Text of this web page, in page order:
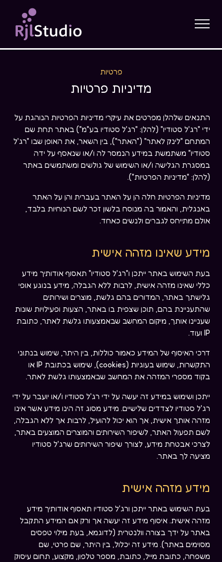
פרטיות
מדיניות פרטיות
התנאים שלהלן מפרטים את עיקרי מדיניות הפרטיות הנוהגת על
ידי "רג'ל סטודיו" (להלן: "רג'ל סטודיו בע"מ") באתר תחת שם
המתחם "לינק לאתר" ("האתר"), בין השאר, את האופן שבו "רג'ל
סטודיו" משתמשת במידע הנמסר לה ו/או שנאסף על ידה
במסגרת הגלישה ו/או השימוש של גולשים ומשתמשים באתר
(להלן: "מדיניות הפרטיות").
מדיניות הפרטיות חלה הן על האתר בעברית והן על האתר
באנגלית, והאמור בה מנוסח בלשון זכר לשם הנוחיות בלבד,
אולם מתייחס לגברים ולנשים כאחד.
מידע שאינו מזהה אישית
בעת השימוש באתר ייתכן ו"רג'ל סטודיו" תאסוף אודותיך מידע
כללי שאינו מזהה אישית, לרבות ללא הגבלה, מידע בנוגע אופי
גלישתך באתר, המדורים בהם גלשת, מוצרים ושירותים
שהתעניינת בהם, תוכן שצפית בו באתר, הצעות ופעילויות שונות
שעניינו אותך, מיקום המחשב שבאמצעותו גלשת לאתר, כתובת
IP ועוד.
דרכי האיסוף של המידע כאמור כוללות, בין היתר, שימוש בנתוני
התקשרות, שימוש בעוגיות (cookies), שימוש בכתובת IP או
בקוד מספרי המזהה את המחשב שבאמצעותו גלשת לאתר.
ייתכן ושימוש במידע זה יעשה על ידי רג'ל סטודיו ו/או יועבר על ידי
רג'ל סטודיו לצדדים שלישיים. מידע מסוג זה הינו מידע אשר אינו
מזהה אותך אישית, אך הוא יכול להועיל, לרבות אך ללא הגבלה,
לשם תפעול האתר, לשיפור השירותים והמוצרים המוצעים באתר,
לצרכי אבטחת מידע, לצורך שיפור השירותים שרג'ל סטודיו
מציעה לך באתר.
מידע מזהה אישית
בעת השימוש באתר ייתכן ורג'ל סטודיו תאסוף אודותיך מידע
מזהה אישית. איסוף מידע זה יעשה אך ורק אם המידע התקבל
באתר על ידך בצורה וולנטרית (לדוגמא, בעת מילוי טפסים
מסוימים באתר). מידע זה יכלול, בין היתר, שם פרטי, שם
משפחה, כתובת מייל, כתובת, מספר טלפון, מקצוע, תחום עיסוק